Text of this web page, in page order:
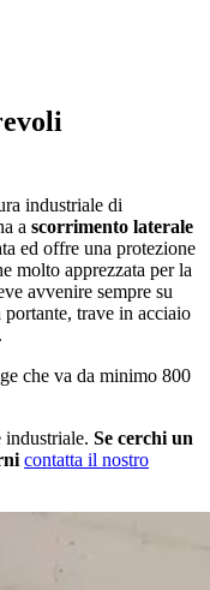
industriale di
a scorrimento laterale
ed offre una protezione
molto apprezzata per la
avvenire sempre su
trave in acciaio
che va da minimo 800
Se cerchi un
contatta il nostro